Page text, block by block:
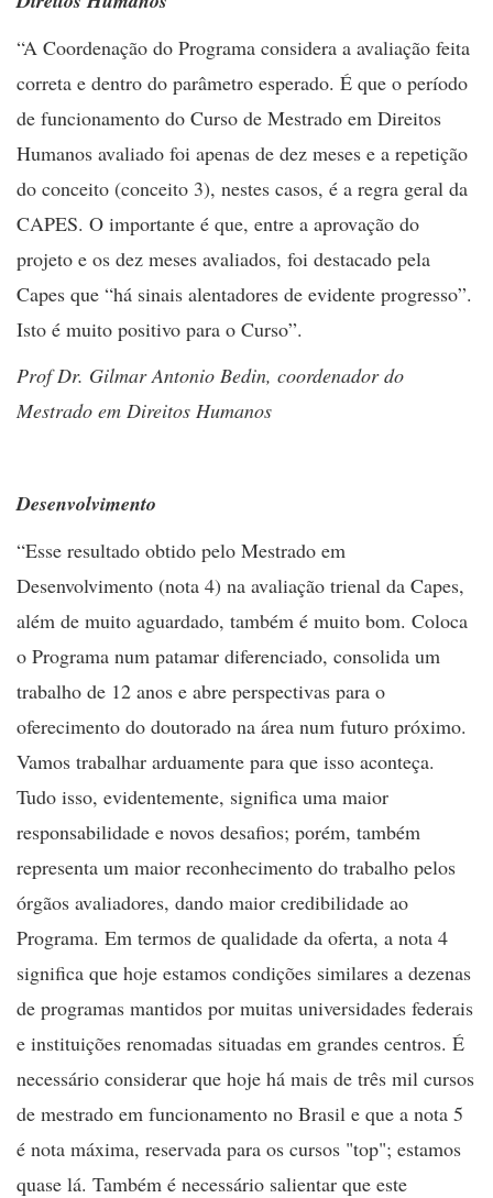
“A Coordenação do Programa considera a avaliação feita
correta e dentro do parâmetro esperado. É que o período
de funcionamento do Curso de Mestrado em Direitos
Humanos avaliado foi apenas de dez meses e a repetição
do conceito (conceito 3), nestes casos, é a regra geral da
CAPES. O importante é que, entre a aprovação do
projeto e os dez meses avaliados, foi destacado pela
Capes que “há sinais alentadores de evidente progresso”.
Isto é muito positivo para o Curso”.
Prof Dr. Gilmar Antonio Bedin, coordenador do
Mestrado em Direitos Humanos
Desenvolvimento
“Esse resultado obtido pelo Mestrado em
Desenvolvimento (nota 4) na avaliação trienal da Capes,
além de muito aguardado, também é muito bom. Coloca
o Programa num patamar diferenciado, consolida um
trabalho de 12 anos e abre perspectivas para o
oferecimento do doutorado na área num futuro próximo.
Vamos trabalhar arduamente para que isso aconteça.
Tudo isso, evidentemente, significa uma maior
responsabilidade e novos desafios; porém, também
representa um maior reconhecimento do trabalho pelos
órgãos avaliadores, dando maior credibilidade ao
Programa. Em termos de qualidade da oferta, a nota 4
significa que hoje estamos condições similares a dezenas
de programas mantidos por muitas universidades federais
e instituições renomadas situadas em grandes centros. É
necessário considerar que hoje há mais de três mil cursos
de mestrado em funcionamento no Brasil e que a nota 5
é nota máxima, reservada para os cursos "top"; estamos
quase lá. Também é necessário salientar que este